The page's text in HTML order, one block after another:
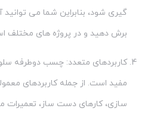
گیری شود، بنابراین شما می توانید
برش دهید و در پروژه های مختلف
کاربردهای متعدد: چسب دوطرفه
مفید است. از جمله کاربردهای
سازی، کارهای دست ساز، تعمیرات